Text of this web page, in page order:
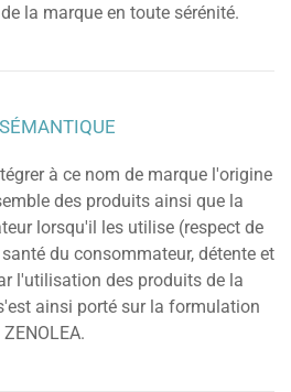
la marque en toute sérénité.
à ce nom de marque l'origine
des produits ainsi que la
lorsqu'il les utilise (respect de
du consommateur, détente et
l'utilisation des produits de la
ainsi porté sur la formulation
ZENOLEA.